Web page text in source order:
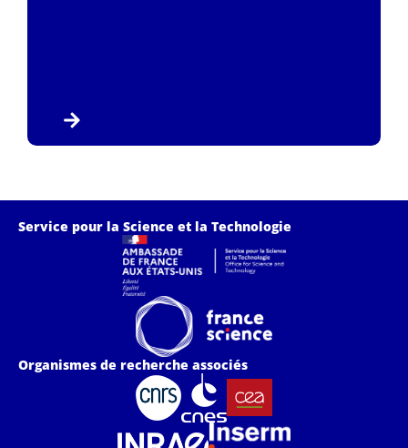
Service pour la Science et la Technologie
Organismes de recherche associés